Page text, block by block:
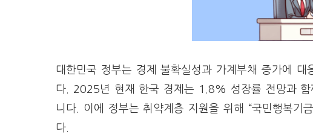
대한민국 정부는 경제 불확실성과 가계부채 증가에 대
다. 2025년 현재 한국 경제는 1.8% 성장률 전망과 함
니다. 이에 정부는 취약계층 지원을 위해 “국민행복기
다.